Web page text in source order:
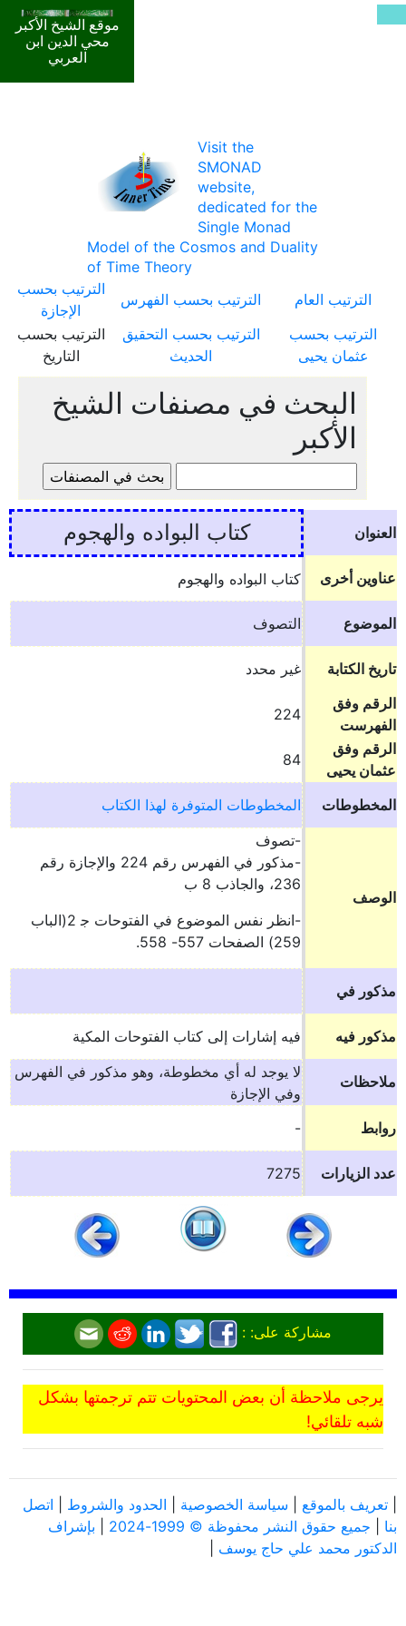
موقع الشيخ الأكبر
محي الدين ابن
العربي
Visit the
SMONAD
website,
dedicated for the
Single Monad
Model of the Cosmos and Duality
of Time Theory
الترتيب العام
الترتيب بحسب الفهرس
الترتيب بحسب
الإجازة
الترتيب بحسب
عثمان يحيى
الترتيب بحسب التحقيق
الحديث
الترتيب بحسب
التاريخ
البحث في مصنفات الشيخ
الأكبر
العنوان كتاب البواده والهجوم
عناوين أخرى كتاب البواده والهجوم
الموضوع التصوف
تاريخ الكتابة
غير محدد
الرقم وفق
الفهرست
224
الرقم وفق
عثمان يحيى
84
المخطوطات المخطوطات المتوفرة لهذا الكتاب
الوصف
-تصوف
-مذكور في الفهرس رقم 224 والإجازة رقم
236، والجاذب 8 ب
-انظر نفس الموضوع في الفتوحات ج‍ 2(الباب
259) الصفحات 557- 558.
مذكور في
مذكور فيه فيه إشارات إلى كتاب الفتوحات المكية
ملاحظات
لا يوجد له أي مخطوطة، وهو مذكور في الفهرس
وفي الإجازة
روابط
-
عدد الزيارات 7275
مشاركة على: :
يرجى ملاحظة أن بعض المحتويات تتم ترجمتها بشكل
شبه تلقائي!
تعريف بالموقع سياسة الخصوصية الحدود والشروط
اتصل
بنا
جميع حقوق النشر محفوظة © 1999-2024
بإشراف
الدكتور محمد علي حاج يوسف